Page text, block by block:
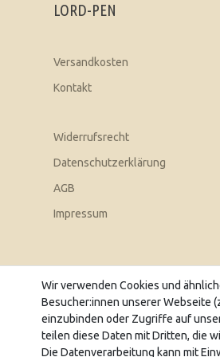
LORD-PEN
Versandkosten
Kontakt
Widerrufsrecht
Datenschutzerklärung
AGB
Impressum
Sonderangebote & exklusive
E-MAIL **
Hiermit bestätige ich, dass ich die
Wir verwenden Cookies und
Besucher:innen unserer Webseite
einzubinden oder Zugriffe auf
teilen diese Daten mit Dritten, die
Die Datenverarbeitung kann mit